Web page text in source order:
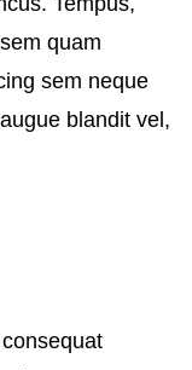
quam
sem neque
blandit vel,